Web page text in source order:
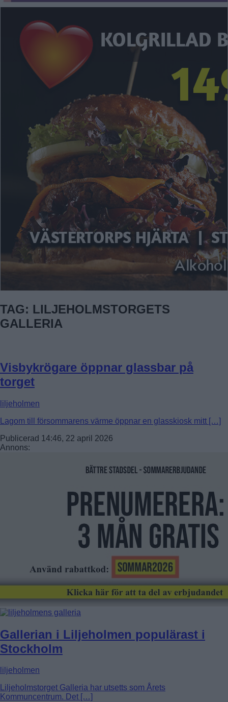
TAG: LILJEHOLMSTORGETS
GALLERIA
Visbykrögare öppnar glassbar på
torget
liljeholmen
Lagom till försommarens värme öppnar en glasskiosk mitt […]
Publicerad 14:46, 22 april 2026
Annons:
Gallerian i Liljeholmen populärast i
Stockholm
liljeholmen
Liljeholmstorget Galleria har utsetts som Årets
Kommuncentrum. Det […]